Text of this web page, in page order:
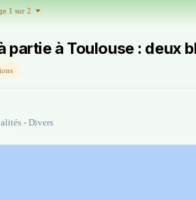
1 sur 2
partie à Toulouse : deux
- Divers